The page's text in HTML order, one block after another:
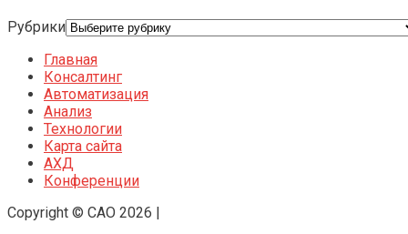
Рубрики
Главная
Консалтинг
Автоматизация
Анализ
Технологии
Карта сайта
АХД
Конференции
Copyright © CAO 2026 |